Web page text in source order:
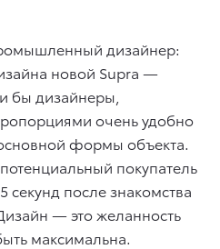
дизайнер:
новой Supra —
бы дизайнеры,
очень удобно
формы объекта.
покупатель
секунд после знакомства
— это желанность
максимальна.